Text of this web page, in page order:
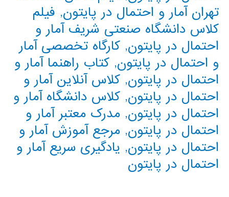
تهران آمار و احتمال در پایتون, فیلم
کلاس دانشگاه صنعتی شریف آمار و
احتمال در پایتون, کارگاه تخصصی آمار
و احتمال در پایتون, کتاب راهنما آمار و
احتمال در پایتون, کلاس آنلاین آمار و
احتمال در پایتون, کلاس دانشگاه آمار و
احتمال در پایتون, مدرک معتبر آمار و
احتمال در پایتون, مرجع آموزش آمار و
احتمال در پایتون, یادگیری سریع آمار و
احتمال در پایتون